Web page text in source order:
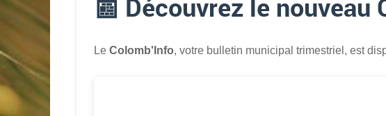
📰 Découvrez le nouveau
Le Colomb'Info, votre bulletin municipal trimestriel, est